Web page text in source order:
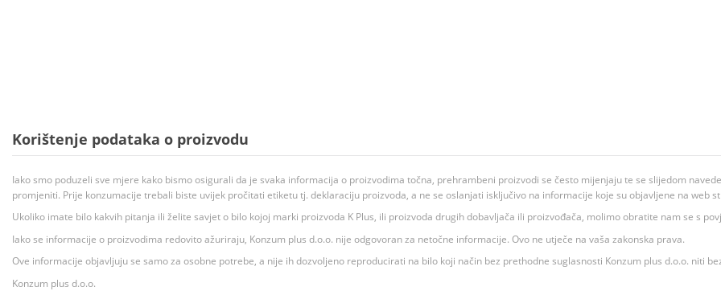
Korištenje podataka o proizvodu
Iako smo poduzeli sve mjere kako bismo osigurali da je svaka informacija o proizvodima točna, prehrambeni proizvodi se često mijenjaju te se slijedom
promjeniti. Prije konzumacije trebali biste uvijek pročitati etiketu tj. deklaraciju proizvoda, a ne se oslanjati isključivo na informacije koje su objavljene na web
Ukoliko imate bilo kakvih pitanja ili želite savjet o bilo kojoj marki proizvoda K Plus, ili proizvoda drugih dobavljača ili proizvođača, molimo obratite nam se s
Iako se informacije o proizvodima redovito ažuriraju, Konzum plus d.o.o. nije odgovoran za netočne informacije. Ovo ne utječe na vaša zakonska prava.
Ove informacije objavljuju se samo za osobne potrebe, a nije ih dozvoljeno reproducirati na bilo koji način bez prethodne suglasnosti Konzum plus d.o.o. niti
Konzum plus d.o.o.